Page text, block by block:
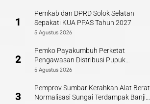
1
Pemkab dan DPRD Solok Selatan
Sepakati KUA PPAS Tahun 2027
5 Agustus 2026
2
Pemko Payakumbuh Perketat
Pengawasan Distribusi Pupuk
Bersubsidi bagi Petani Lokal
5 Agustus 2026
3
Pemprov Sumbar Kerahkan Alat Berat
Normalisasi Sungai Terdampak Banjir